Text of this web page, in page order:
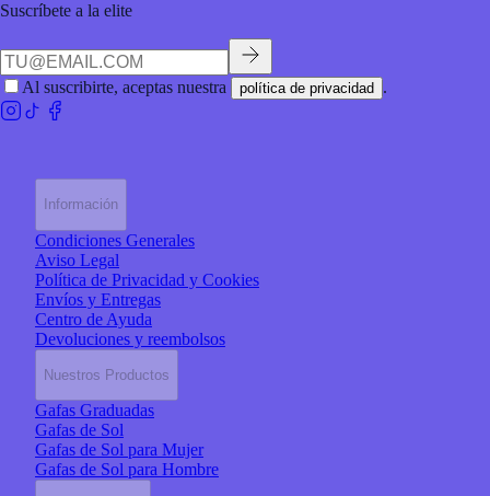
Suscríbete a la elite
Al suscribirte, aceptas nuestra política de privacidad .
Información
Condiciones Generales
Aviso Legal
Política de Privacidad y Cookies
Envíos y Entregas
Centro de Ayuda
Devoluciones y reembolsos
Nuestros Productos
Gafas Graduadas
Gafas de Sol
Gafas de Sol para Mujer
Gafas de Sol para Hombre